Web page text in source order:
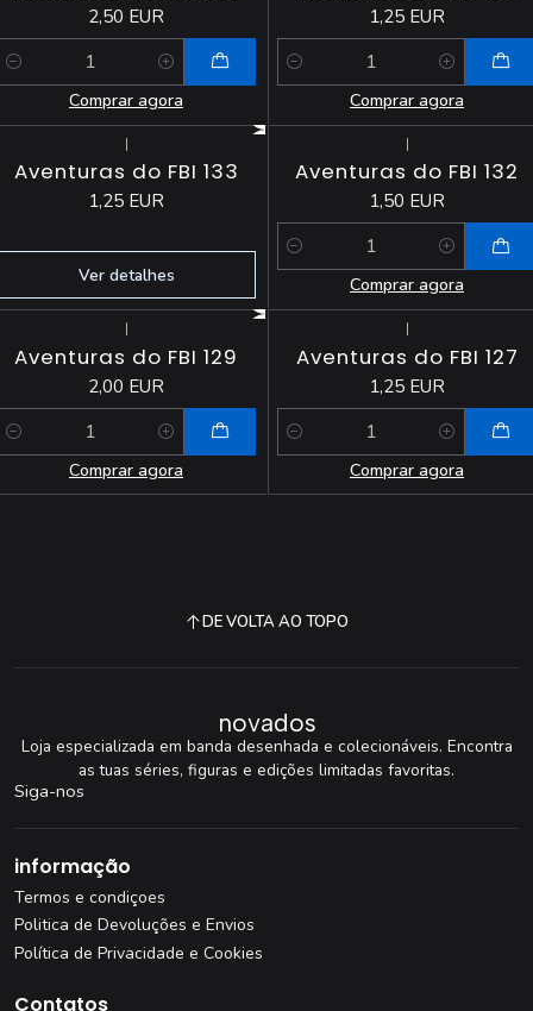
2,50 EUR
Comprar agora
1,25 EUR
Quantidade
Comprar agora
|
Aventuras do FBI 133
1,25 EUR
Ver detalhes
|
Aventuras do FBI 132
1,50 EUR
Quantidade
Comprar agora
|
Aventuras do FBI 129
2,00 EUR
Comprar agora
|
Aventuras do FBI 127
1,25 EUR
Quantidade
Comprar agora
DE VOLTA AO TOPO
novados
Loja especializada em banda desenhada e colecionáveis. Encontra
as tuas séries, figuras e edições limitadas favoritas.
Siga-nos
informação
Termos e condiçoes
Politica de Devoluções e Envios
Política de Privacidade e Cookies
Contatos